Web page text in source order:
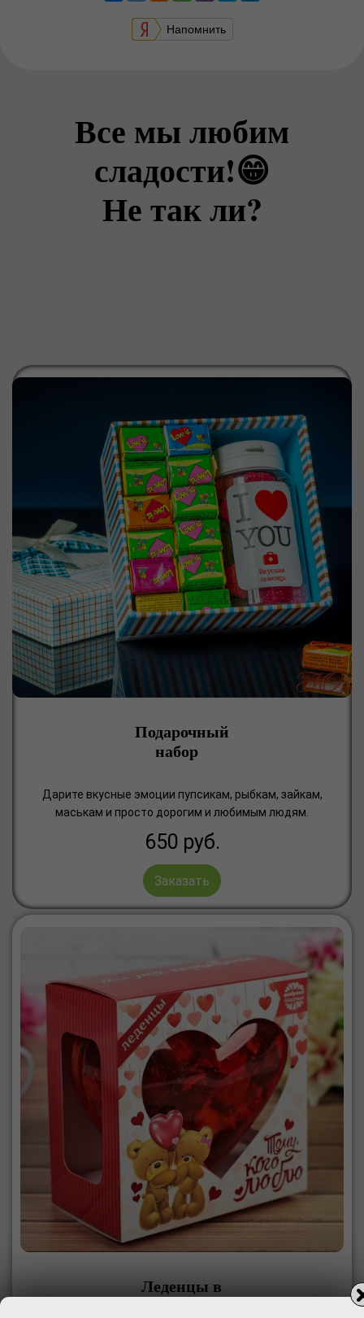
Напомнить
Все мы любим
сладости!😁
Не так ли?
Подарочный
набор
Дарите вкусные эмоции пупсикам, рыбкам, зайкам,
маськам и просто дорогим и любимым людям.
650 руб.
Заказать
Леденцы в